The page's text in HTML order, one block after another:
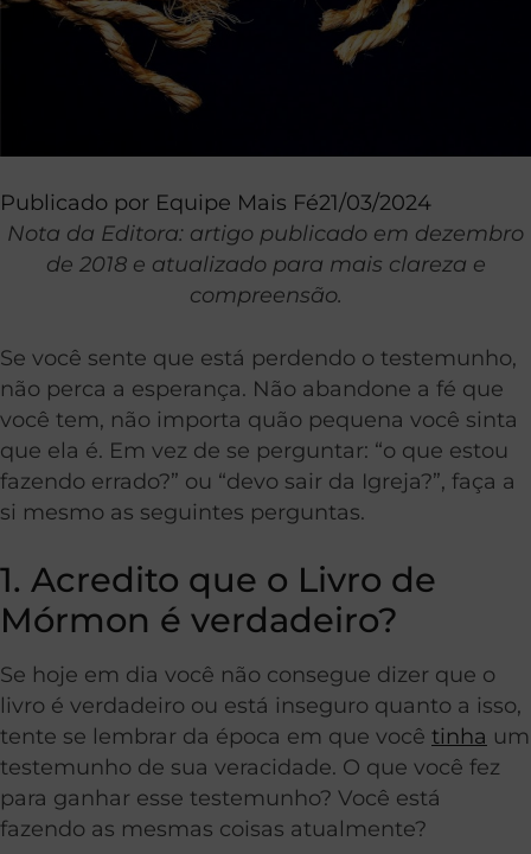
Publicado por Equipe Mais Fé21/03/2024
Nota da Editora: artigo publicado em dezembro
de 2018 e atualizado para mais clareza e
compreensão.
Se você sente que está perdendo o testemunho,
não perca a esperança. Não abandone a fé que
você tem, não importa quão pequena você sinta
que ela é. Em vez de se perguntar: “o que estou
fazendo errado?” ou “devo sair da Igreja?”, faça a
si mesmo as seguintes perguntas.
1. Acredito que o Livro de
Mórmon é verdadeiro?
Se hoje em dia você não consegue dizer que o
livro é verdadeiro ou está inseguro quanto a isso,
tente se lembrar da época em que você tinha um
testemunho de sua veracidade. O que você fez
para ganhar esse testemunho? Você está
fazendo as mesmas coisas atualmente?